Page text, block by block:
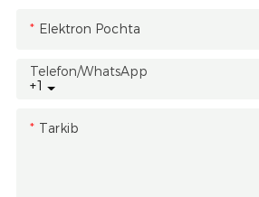
Elektron Pochta
+1
Telefon/whatsApp
Tarkib